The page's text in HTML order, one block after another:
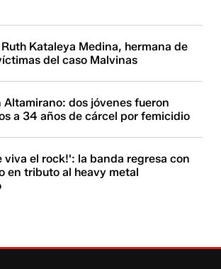
Kataleya Medina, hermana de
del caso Malvinas
Altamirano: dos jóvenes fueron
a 34 años de cárcel por femicidio
viva el rock!': la banda regresa con
en tributo al heavy metal